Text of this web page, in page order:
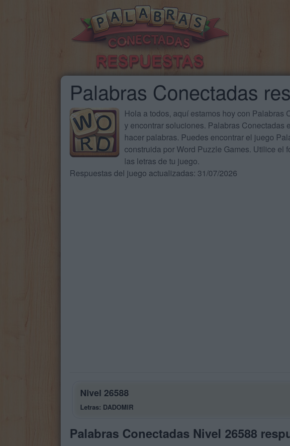
Palabras Conectadas
Hola a todos, aquí estamos hoy con Palabras
y encontrar soluciones. Palabras Conectadas
hacer palabras. Puedes encontrar el juego
construida por Word Puzzle Games. Utilice el
las letras de tu juego.
Respuestas del juego actualizadas: 31/07/2026
Nivel 26588
Letras: DADOMIR
Palabras Conectadas Nivel 26588